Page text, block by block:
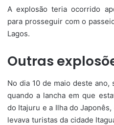
A explosão teria ocorrido
para prosseguir com o
Lagos.
Outras
No dia 10 de maio deste
quando a lancha em que
do Itajuru e a Ilha do
levava turistas da cidade